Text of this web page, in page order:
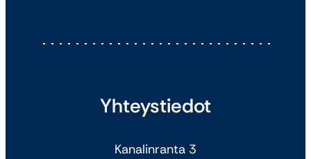
Yhteystiedot
Kanalinranta 3